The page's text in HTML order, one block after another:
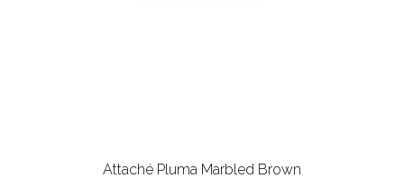
Attaché Pluma Marbled Brown